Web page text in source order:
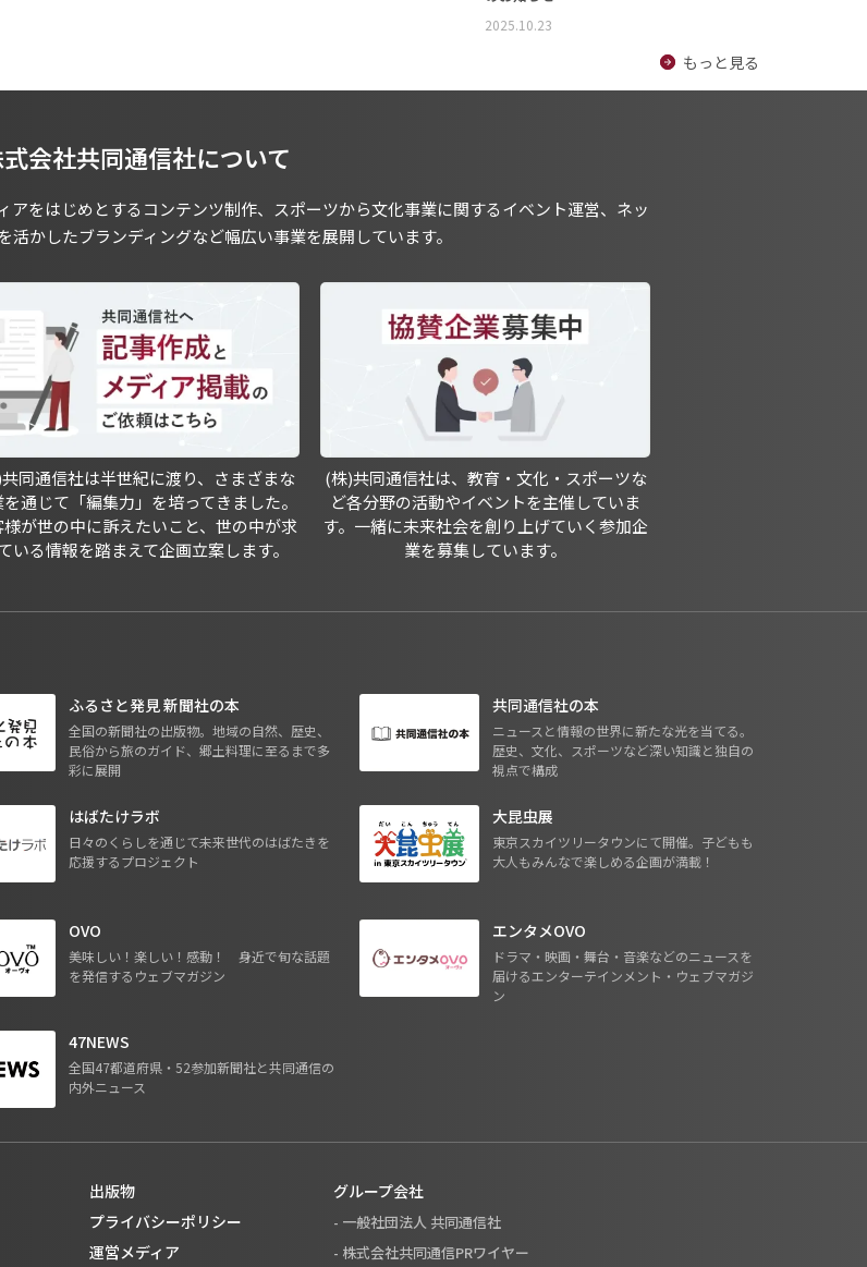
2025.10.23
もっと見る
会社共同通信社について
をはじめとするコンテンツ制作、スポーツから文化事業に関するイベント運営、ネッ
活かしたブランディングなど幅広い事業を展開しています。
同通信社は半世紀に渡り、さまざまな
通じて「編集力」を培ってきました。
様が世の中に訴えたいこと、世の中が求
いる情報を踏まえて企画立案します。
(株)共同通信社は、教育・文化・スポーツな
ど各分野の活動やイベントを主催していま
す。一緒に未来社会を創り上げていく参加企
業を募集しています。
ふるさと発見 新聞社の本
全国の新聞社の出版物。地域の自然、歴史、
民俗から旅のガイド、郷土料理に至るまで多
彩に展開
共同通信社の本
ニュースと情報の世界に新たな光を当てる。
歴史、文化、スポーツなど深い知識と独自の
視点で構成
はばたけラボ
日々のくらしを通じて未来世代のはばたきを
応援するプロジェクト
大昆虫展
東京スカイツリータウンにて開催。子どもも
大人もみんなで楽しめる企画が満載！
OVO
美味しい！楽しい！感動！ 身近で旬な話題
を発信するウェブマガジン
エンタメOVO
ドラマ・映画・舞台・音楽などのニュースを
届けるエンターテインメント・ウェブマガジ
ン
47NEWS
全国47都道府県・52参加新聞社と共同通信の
内外ニュース
出版物
プライバシーポリシー
運営メディア
グループ会社
- 一般社団法人 共同通信社
- 株式会社共同通信PRワイヤー